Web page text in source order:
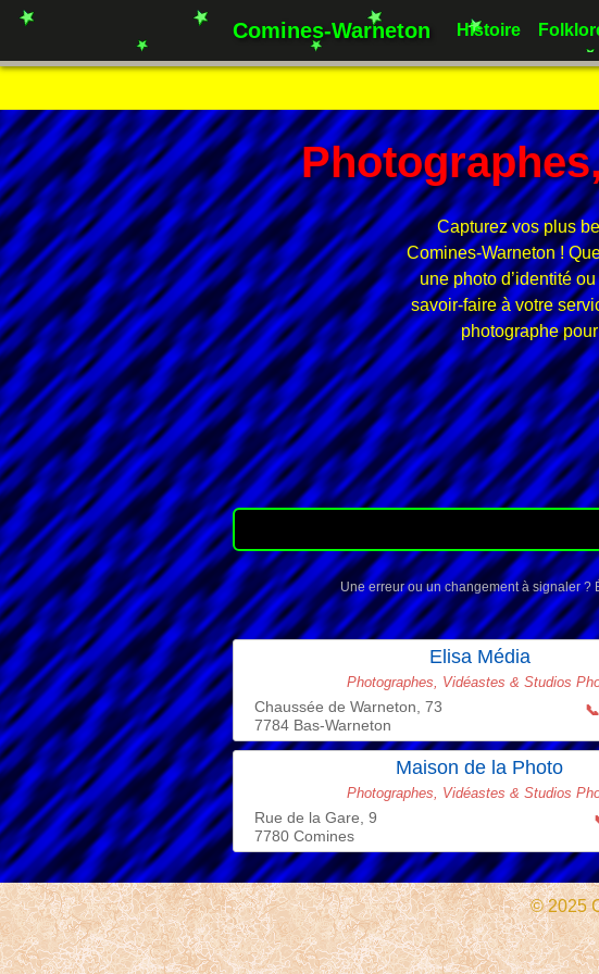
Comines-Warneton Histoire
Capturez vos plus
Comines-Warneton !
une photo d’identité
savoir-faire à votre
photographe
Une erreur ou un changement à signaler ?
Elisa Média
Photographes, Vidéastes & Studios
Chaussée de Warneton, 73
7784 Bas-Warneton
Maison de la Photo
Photographes, Vidéastes & Studios
Rue de la Gare, 9
7780 Comines
© 2025